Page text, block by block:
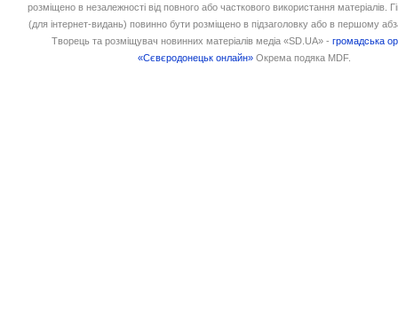
розміщено в незалежності від повного або часткового використання матеріалів.
(для інтернет-видань) повинно бути розміщено в підзаголовку або в першому
Творець та розміщувач новинних матеріалів медіа «SD.UA» -громадська
«Сєвєродонецьк онлайн» Окрема подяка MDF.